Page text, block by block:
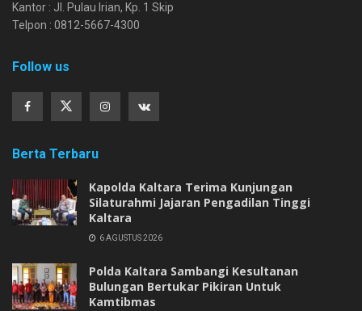
Kantor : Jl. Pulau Irian, Kp. 1 Skip
Telpon : 0812-5667-4300
Follow us
Berta Terbaru
Kapolda Kaltara Terima Kunjungan
Silaturahmi Jajaran Pengadilan Tinggi
Kaltara
6 AGUSTUS 2026
Polda Kaltara Sambangi Kesultanan
Bulungan Bertukar Pikiran Untuk
Kamtibmas